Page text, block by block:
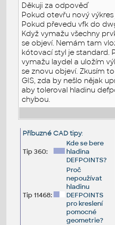
Děkuji za odpověď
Pokud otevřu nový
Pokud převedu vfk do
Když vymažu všechny
se objeví. Nemám tam
kótovací styl je standard.
vymažu laydel a uložím
se znovu objeví. Zkusím
GIS, zda by nešlo nějak
aby toleroval hladinu
chybou.
Příbuzné CAD tipy:
Tip 360:
Kde se bere
hladina
DEFPOINTS?
Tip 11468:
Proč
nepoužívat
hladinu
DEFPOINTS
pro kreslení
pomocné
geometrie?